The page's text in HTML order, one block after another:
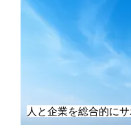
人と企業を総合的にサ